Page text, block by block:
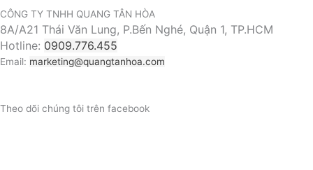
CÔNG TY TNHH QUANG TÂN HÒA
8A/A21 Thái Văn Lung, P.Bến Nghé, Quận 1, TP.HCM
Hotline: 0909.776.455
Email: marketing@quangtanhoa.com
Theo dõi chúng tôi trên facebook